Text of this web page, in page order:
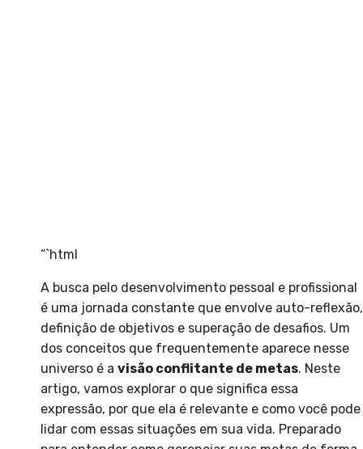
“`html
A busca pelo desenvolvimento pessoal e profissional
é uma jornada constante que envolve auto-reflexão,
definição de objetivos e superação de desafios. Um
dos conceitos que frequentemente aparece nesse
universo é a visão conflitante de metas. Neste
artigo, vamos explorar o que significa essa
expressão, por que ela é relevante e como você pode
lidar com essas situações em sua vida. Preparado